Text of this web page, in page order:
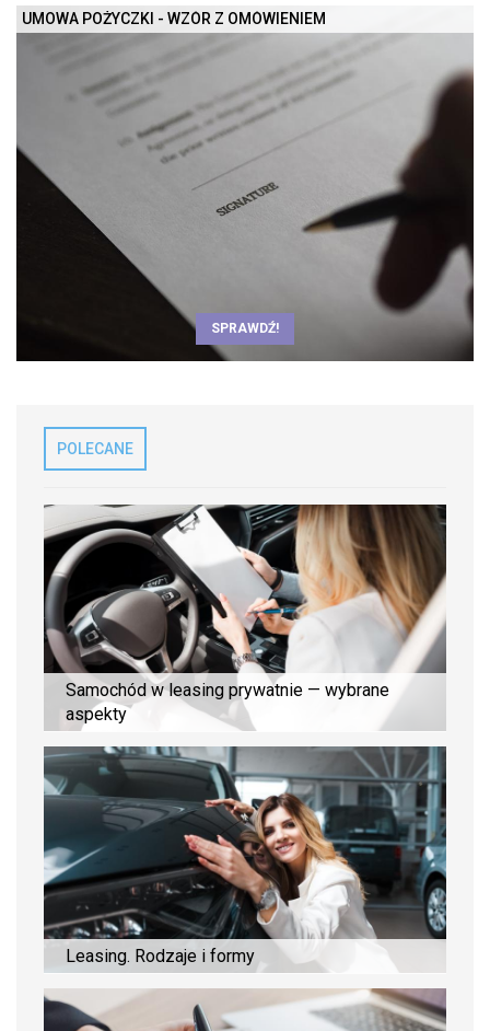
UMOWA POŻYCZKI - WZÓR Z OMÓWIENIEM
SPRAWDŹ!
POLECANE
Samochód w leasing prywatnie — wybrane
aspekty
Leasing. Rodzaje i formy